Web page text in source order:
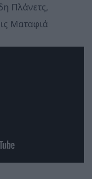
Πλάνετς,
Ματαφιά